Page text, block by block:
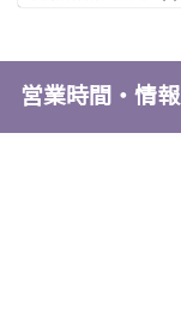
営業時間・情報